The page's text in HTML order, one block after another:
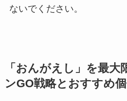
ないでください。
「おんがえし」を最
ンGO戦略とおすすめ